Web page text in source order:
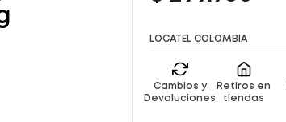
LOCATEL COLOMBIA
Cambios y
Devoluciones
Retiros en
tiendas